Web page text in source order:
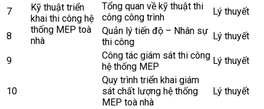
7
Kỹ thuật triển
khai thi công hệ
thống MEP toà
nhà
Tổng quan về kỹ thuật thi
công công trình
Lý thuyết
8
Quản lý tiến độ – Nhân sự
thi công
Lý thuyết
9
Công tác giám sát thi công
hệ thống MEP
Lý thuyết
10
Quy trình triển khai giám
sát chất lượng hệ thống
MEP toà nhà
Lý thuyết